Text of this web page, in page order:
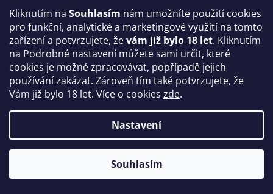
Kliknutím na Souhlasím nám umožníte použití cookies
pro funkční, analytické a marketingové využití na tomto
zařízení a potvrzujete, ževám již bylo 18 let. Kliknutím
na Podrobné nastavení můžete sami určit, které
cookies je možné zpracovávat, popřípadě jejich
používání zakázat. Zároveň tím také potvrzujete, že
Vám již bylo 18 let. Více o cookies zde.
Nastavení
Souhlasím
Přijímáme online platby
Copyright 2026IntimniNakupy.cz. Všechna práva
vyhrazena.